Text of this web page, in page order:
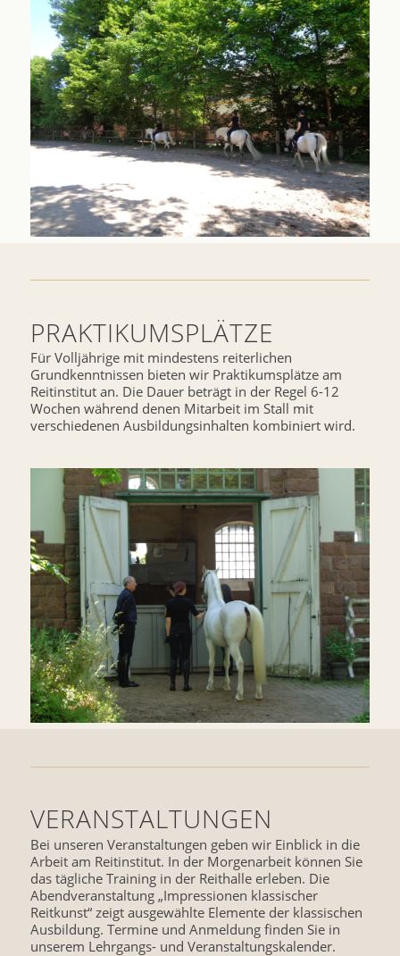
PRAKTIKUMSPLÄTZE
Für Volljährige mit mindestens reiterlichen
Grundkenntnissen bieten wir Praktikumsplätze am
Reitinstitut an. Die Dauer beträgt in der Regel 6-12
Wochen während denen Mitarbeit im Stall mit
verschiedenen Ausbildungsinhalten kombiniert wird.
VERANSTALTUNGEN
Bei unseren Veranstaltungen geben wir Einblick in die
Arbeit am Reitinstitut. In der Morgenarbeit können Sie
das tägliche Training in der Reithalle erleben. Die
Abendveranstaltung „Impressionen klassischer
Reitkunst“ zeigt ausgewählte Elemente der klassischen
Ausbildung. Termine und Anmeldung finden Sie in
unserem Lehrgangs- und Veranstaltungskalender.